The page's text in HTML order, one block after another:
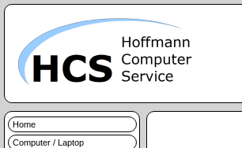
Home
Computer / Laptop